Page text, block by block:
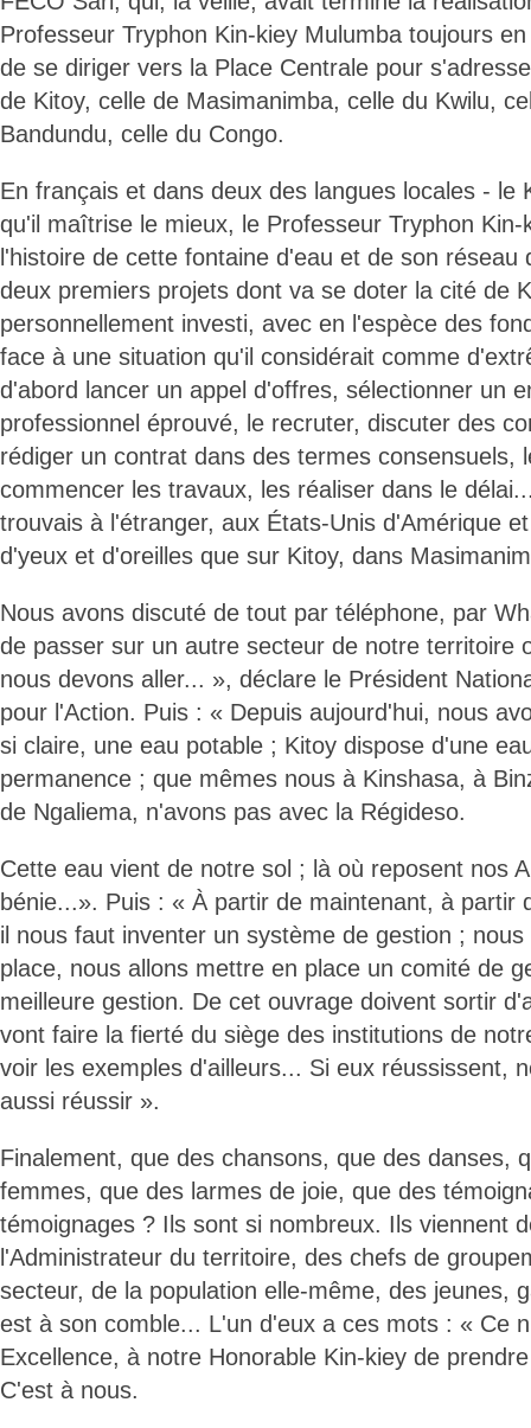
Professeur Tryphon Kin-kiey Mulumba toujours
de se diriger vers la Place Centrale pour
de Kitoy, celle de Masimanimba, celle du Kwilu,
Bandundu, celle du Congo.
En français et dans deux des langues locales - le
qu'il maîtrise le mieux, le Professeur Tryphon
l'histoire de cette fontaine d'eau et de son réseau
deux premiers projets dont va se doter la cité de
personnellement investi, avec en l'espèce des
face à une situation qu'il considérait comme
d'abord lancer un appel d'offres, sélectionner un
professionnel éprouvé, le recruter, discuter des
rédiger un contrat dans des termes consensuels,
commencer les travaux, les réaliser dans le
trouvais à l'étranger, aux États-Unis d'Amérique
d'yeux et d'oreilles que sur Kitoy, dans
Nous avons discuté de tout par téléphone, par
de passer sur un autre secteur de notre territoire
nous devons aller... », déclare le Président
pour l'Action. Puis : « Depuis aujourd'hui, nous
si claire, une eau potable ; Kitoy dispose d'une
permanence ; que mêmes nous à Kinshasa, à
de Ngaliema, n'avons pas avec la Régideso.
Cette eau vient de notre sol ; là où reposent nos
bénie...». Puis : « À partir de maintenant, à partir
il nous faut inventer un système de gestion ;
place, nous allons mettre en place un comité de
meilleure gestion. De cet ouvrage doivent sortir
vont faire la fierté du siège des institutions de
voir les exemples d'ailleurs... Si eux réussissent,
aussi réussir ».
Finalement, que des chansons, que des danses,
femmes, que des larmes de joie, que des
témoignages ? Ils sont si nombreux. Ils viennent
l'Administrateur du territoire, des chefs de
secteur, de la population elle-même, des jeunes,
est à son comble... L'un d'eux a ces mots : « Ce
Excellence, à notre Honorable Kin-kiey de
C'est à nous.